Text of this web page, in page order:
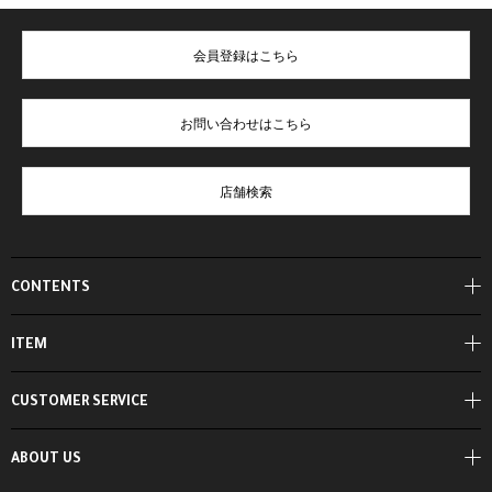
CONTENTS
ITEM
ABOUT US
会員登録はこちら
お問い合わせはこちら
店舗検索
CUSTOMER SERVICE